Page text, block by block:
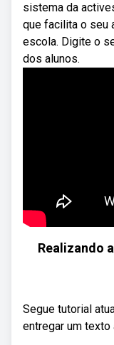
sistema da
que facilita o seu
escola. Digite o
dos alunos.
Realizando
Segue tutorial
entregar um